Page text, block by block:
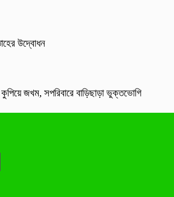
উদ্বোধন
কুপিয়ে জখম, সপরিবারে বাড়িছাড়া ভুক্তভোগি